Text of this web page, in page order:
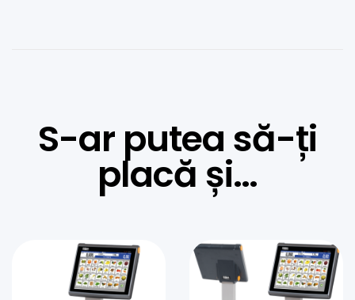
S-ar putea să-ți
placă și…